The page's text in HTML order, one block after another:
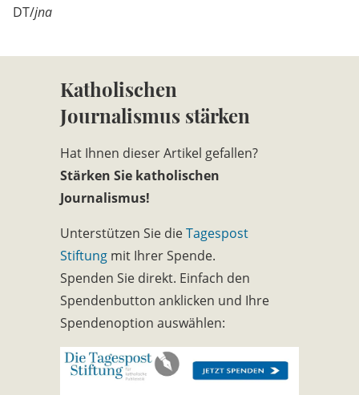
DT/jna
Katholischen
Journalismus stärken
Hat Ihnen dieser Artikel gefallen?
Stärken Sie katholischen
Journalismus!
Unterstützen Sie dieTagespost
Stiftung mit Ihrer Spende.
Spenden Sie direkt. Einfach den
Spendenbutton anklicken und Ihre
Spendenoption auswählen: